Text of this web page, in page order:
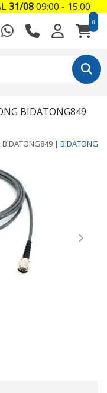
0
BIDATONG849
BIDATONG849 | BIDATONG
Next
31/0809:00 - 15:00